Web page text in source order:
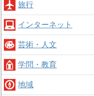
旅行
インターネット
芸術・人文
学問・教育
地域